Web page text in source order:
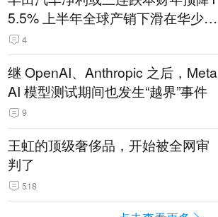
5.5% 上半年全球产销下滑在华少卖
14.3万辆
4
继 OpenAI、Anthropic 之后，Meta
AI 模型测试期间也发生“越界”事件
9
王虹的顶级奢侈品，开始被全网审
判了
518